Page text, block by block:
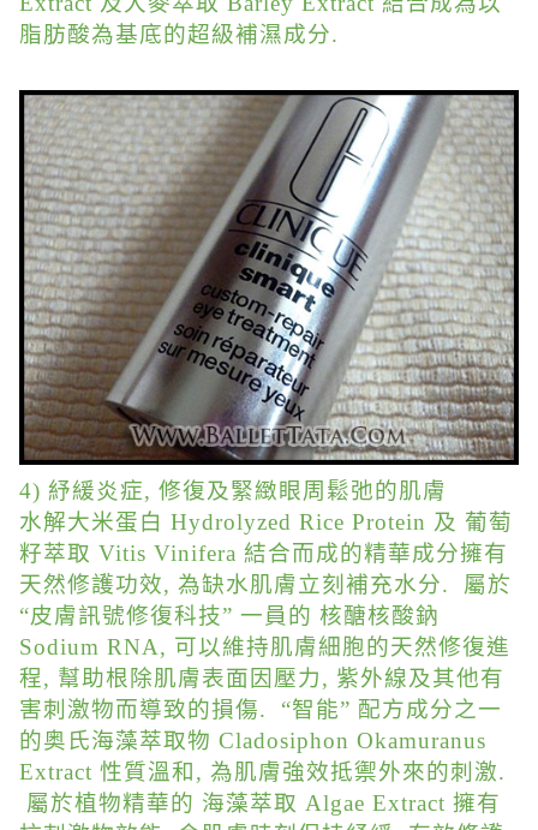
脂肪酸為基底的超級補濕成分.
4) 紓緩炎症, 修復及緊緻眼周鬆弛的肌膚
水解大米蛋白 Hydrolyzed Rice Protein 及 葡萄
籽萃取 Vitis Vinifera 結合而成的精華成分擁有
天然修護功效, 為缺水肌膚立刻補充水分. 屬於
“皮膚訊號修復科技” 一員的 核醣核酸鈉
Sodium RNA, 可以維持肌膚細胞的天然修復進
程, 幫助根除肌膚表面因壓力, 紫外線及其他有
害刺激物而導致的損傷. “智能” 配方成分之一
的奥氏海藻萃取物 Cladosiphon Okamuranus
Extract 性質溫和, 為肌膚強效抵禦外來的刺激.
屬於植物精華的 海藻萃取 Algae Extract 擁有